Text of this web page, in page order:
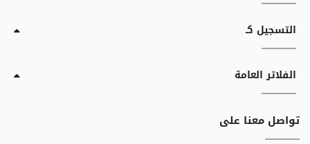
التسجيل كـ
الفلاتر العامة
تواصل معنا على